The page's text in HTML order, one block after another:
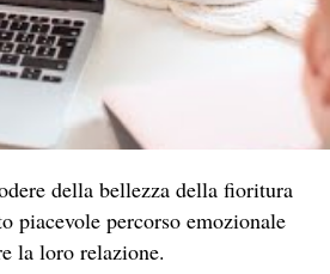
della bellezza della fioritura
piacevole percorso emozionale
la loro relazione.